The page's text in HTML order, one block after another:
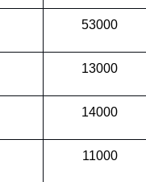
53000
13000
14000
11000